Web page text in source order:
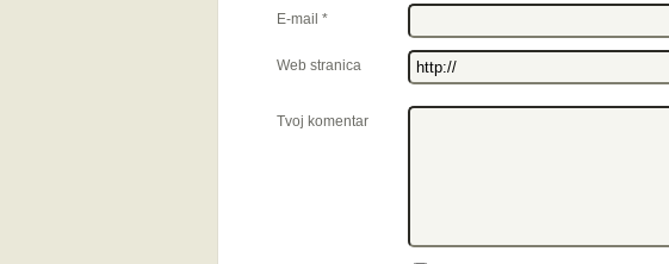
E-mail *
Web stranica
Tvoj komentar